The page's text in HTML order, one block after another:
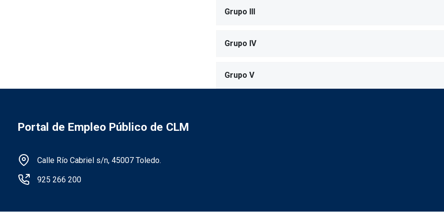
Grupo III
Grupo IV
Grupo V
Portal de Empleo Público de CLM
Información de la institución
Calle Río Cabriel s/n, 45007 Toledo.
925 266 200